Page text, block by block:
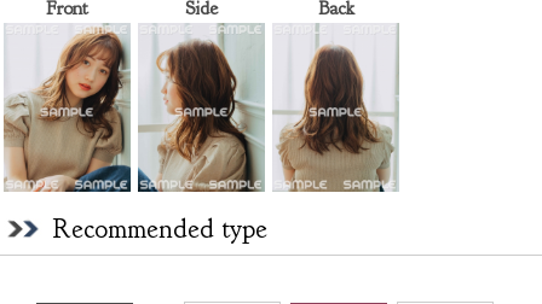
Front Side Back
Recommended type